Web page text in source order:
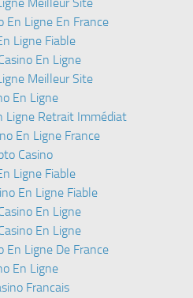
En Ligne En France
Ligne Fiable
En Ligne
Meilleur Site
En Ligne
Ligne Retrait Immédiat
En Ligne France
Casino
Ligne Fiable
En Ligne Fiable
En Ligne
En Ligne
En Ligne De France
En Ligne
Francais